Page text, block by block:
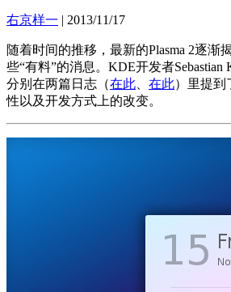
右京样一 | 2013/11/17
随着时间的推移，最新的Plasma 2逐渐
些“有料”的消息。KDE开发者Sebastian
分别在两篇日志（在此 在此）里提到
性以及开发方式上的改变。